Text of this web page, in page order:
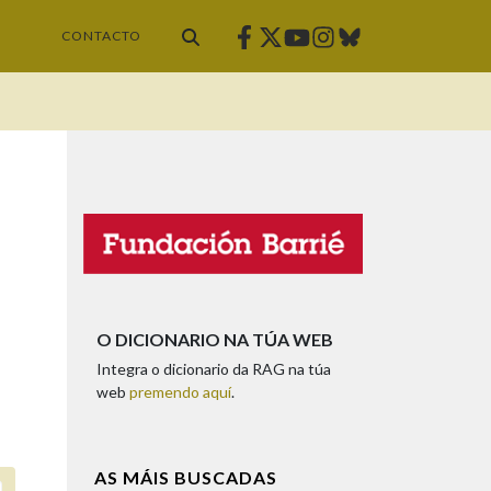
CONTACTO Facebook
Twitter
Youtube
Instagram
Bluesky
O DICIONARIO NA TÚA WEB
Integra o dicionario da RAG na túa
web premendo aquí.
AS MÁIS BUSCADAS